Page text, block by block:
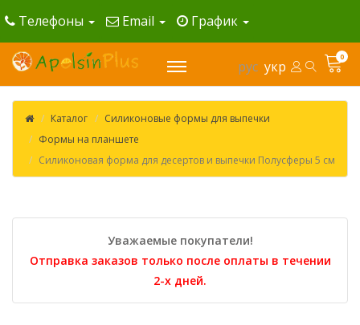
Телефоны Email График
рус укр
0
Каталог
Силиконовые формы для выпечки
Формы на планшете
Силиконовая форма для десертов и выпечки Полусферы 5 см
Уважаемые покупатели!
Отправка заказов только после оплаты в течении
2-х дней.